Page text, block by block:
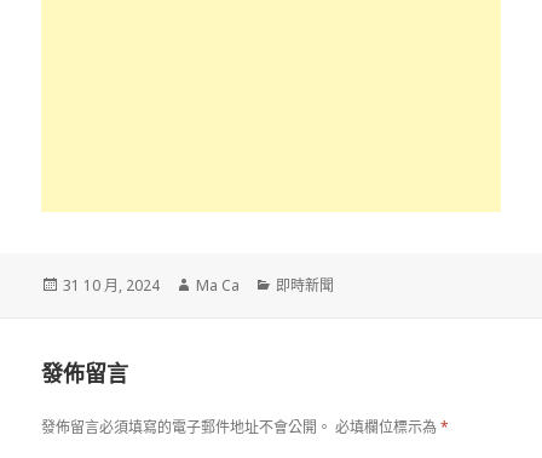
發
31 10 月, 2024
作
Ma Ca
分
即時新聞
發佈留言
發佈留言必須填寫的電子郵件地址不會公開。 必填欄位標示為*